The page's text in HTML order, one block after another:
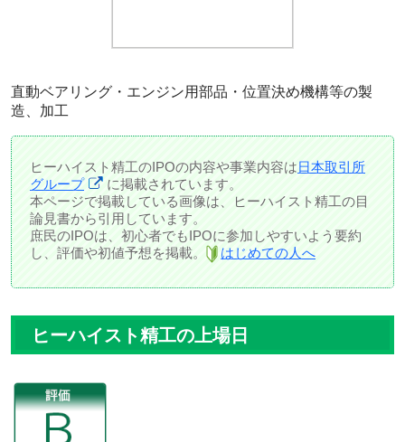
直動ベアリング・エンジン用部品・位置決め機構等の製
造、加工
ヒーハイスト精工のIPOの内容や事業内容は日本取引所
グループ
に掲載されています。
本ページで掲載している画像は、ヒーハイスト精工の目
論見書から引用しています。
庶民のIPOは、初心者でもIPOに参加しやすいよう要約
し、評価や初値予想を掲載。
はじめての人へ
ヒーハイスト精工の上場日